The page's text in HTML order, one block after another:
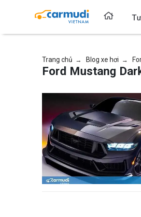
Trang chủ → Blog xe hơi →
Ford Mustang